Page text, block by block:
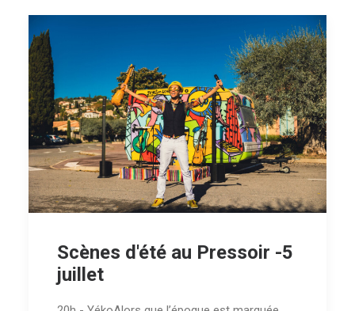
Scènes d'été au Pressoir -5
juillet